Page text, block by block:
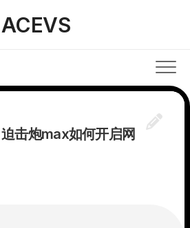
ACEVS
击炮max如何开启网